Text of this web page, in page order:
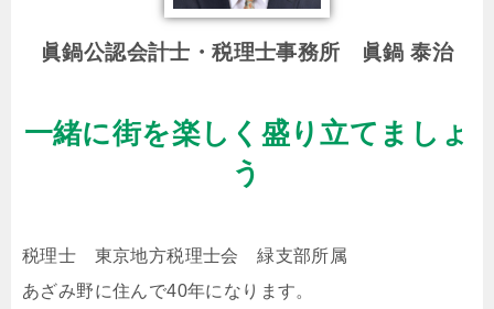
眞鍋公認会計士・税理士事務所 眞鍋 泰治
一緒に街を楽しく盛り立てましょ
う
税理士 東京地方税理士会 緑支部所属
あざみ野に住んで40年になります。